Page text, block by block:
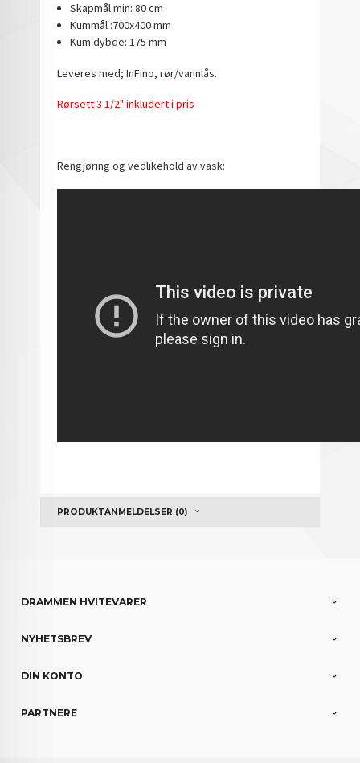
Skapmål min: 80 cm
Kummål :700x400 mm
Kum dybde: 175 mm
Leveres med; InFino, rør/vannlås.
Rørsett 3 1/2" inkludert i pris
Rengjøring og vedlikehold av vask:
PRODUKTANMELDELSER (0)
DRAMMEN HVITEVARER
NYHETSBREV
DIN KONTO
PARTNERE